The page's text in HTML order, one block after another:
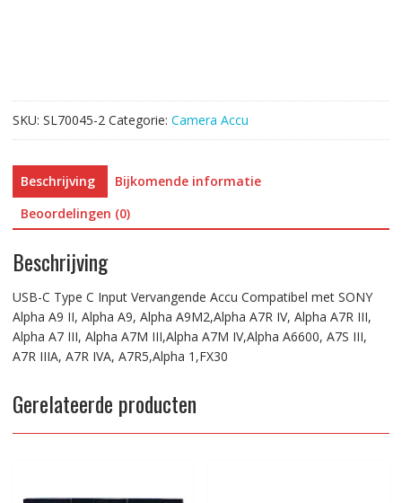
met
SONY
Alpha
A9
II,
Alpha
A9,
A9M2,Alpha
IV,
Alpha
A7R
III,
A7
III,
Alpha
A7M
SKU: SL70045-2 Categorie: Camera Accu
Beschrijving
Bijkomende informatie
Beoordelingen (0)
Beschrijving
USB-C Type C Input Vervangende Accu Compatibel met SONY
Alpha A9 II, Alpha A9, Alpha A9M2,Alpha A7R IV, Alpha A7R III,
Alpha A7 III, Alpha A7M III,Alpha A7M IV,Alpha A6600, A7S III,
A7R IIIA, A7R IVA, A7R5,Alpha 1,FX30
Gerelateerde producten